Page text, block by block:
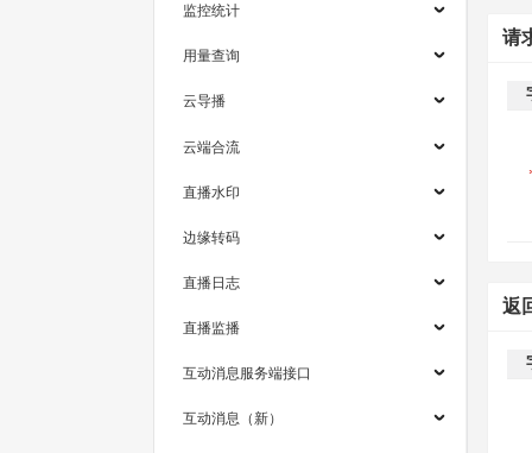
监控统计
用量查询
云导播
云端合流
直播水印
边缘转码
直播日志
直播监播
互动消息服务端接口
互动消息（新）
请
返